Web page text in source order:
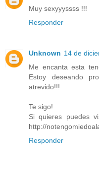
Muy sexyyyssss !!!
Responder
Unknown 14 de
Me encanta esta
Estoy deseando
atrevido!!!
Te sigo!
Si quieres puedes
http://
Responder